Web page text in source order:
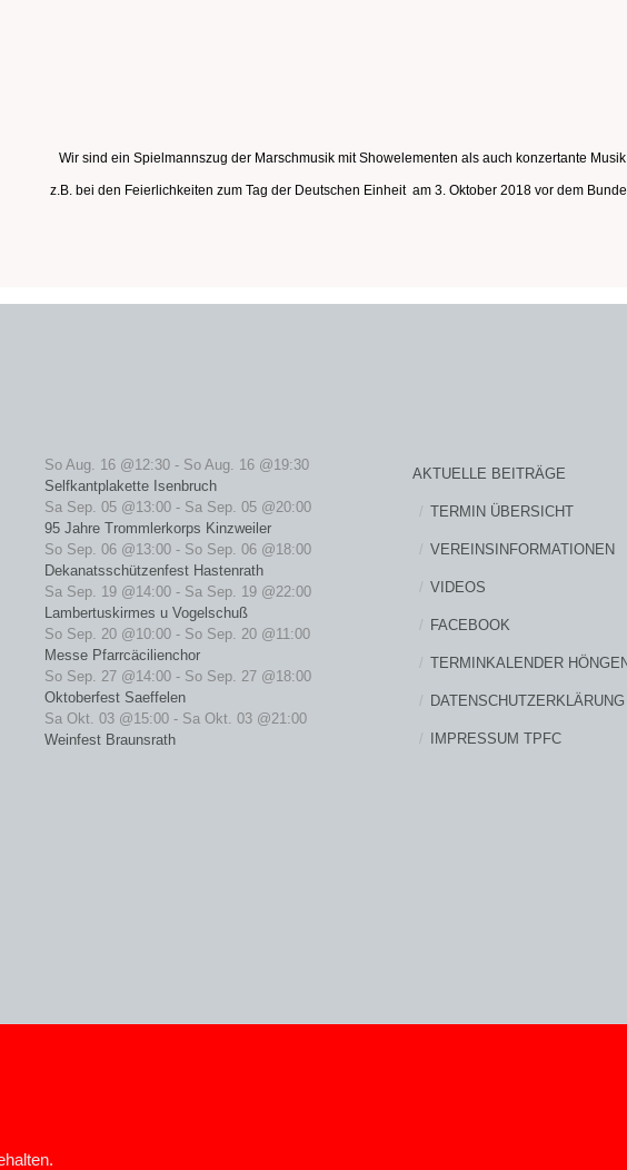
Wir sind ein Spielmannszug der Marschmusik mit Showelementen als auch konzertante
z.B. bei den Feierlichkeiten zum Tag der Deutschen Einheit am 3. Oktober 2018 vor dem
So Aug. 16 @12:30 - So Aug. 16 @19:30
Selfkantplakette Isenbruch
Sa Sep. 05 @13:00 - Sa Sep. 05 @20:00
95 Jahre Trommlerkorps Kinzweiler
So Sep. 06 @13:00 - So Sep. 06 @18:00
Dekanatsschützenfest Hastenrath
Sa Sep. 19 @14:00 - Sa Sep. 19 @22:00
Lambertuskirmes u Vogelschuß
So Sep. 20 @10:00 - So Sep. 20 @11:00
Messe Pfarrcäcilienchor
So Sep. 27 @14:00 - So Sep. 27 @18:00
Oktoberfest Saeffelen
Sa Okt. 03 @15:00 - Sa Okt. 03 @21:00
Weinfest Braunsrath
AKTUELLE BEITRÄGE
TERMIN ÜBERSICHT
VEREINSINFORMATIONEN
VIDEOS
FACEBOOK
TERMINKALENDER
DATENSCHUTZERKLÄRUNG
IMPRESSUM TPFC